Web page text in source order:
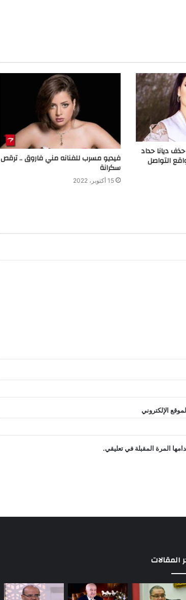
ديانا حداد
التواصل فيديو مسرب للفنانه مني فاروق .. ترقص
سكرانة
15 أكتوبر، 2022
الإلكتروني
المرة المقبلة في تعليقي.
المقالات
مباريات